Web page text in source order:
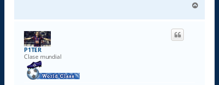
r
P1TER
Clase mundial